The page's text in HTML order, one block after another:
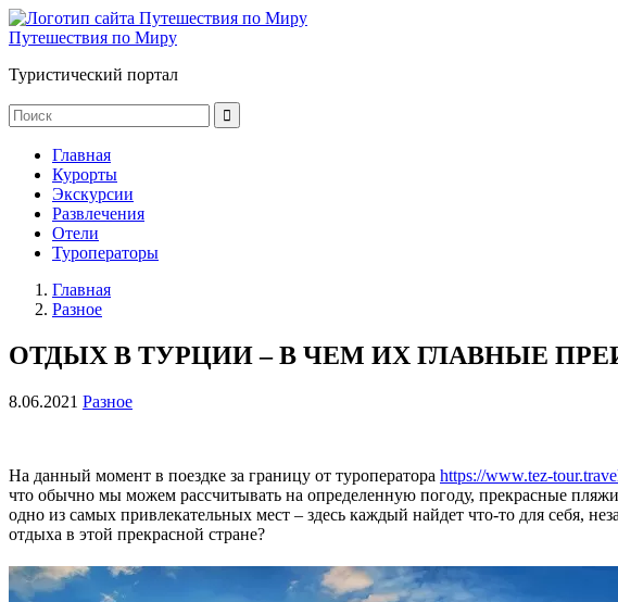
Путешествия по Миру
Туристический портал
Главная
Курорты
Экскурсии
Развлечения
Отели
Туроператоры
Главная
Разное
ОТДЫХ В ТУРЦИИ – В ЧЕМ ИХ ГЛАВНЫЕ
8.06.2021 Разное
На данный момент в поездке за границу от туроператора https://www.tez-
что обычно мы можем рассчитывать на определенную погоду, прекрасные
одно из самых привлекательных мест – здесь каждый найдет что-то для себя,
отдыха в этой прекрасной стране?